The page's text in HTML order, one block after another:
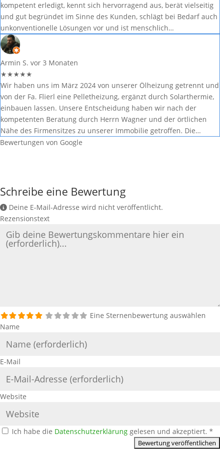
kompetent erledigt, kennt sich hervorragend aus, berät vielseitig
und gut begründet im Sinne des Kunden, schlägt bei Bedarf auch
unkonventionelle Lösungen vor und ist menschlich…
Armin S. vor 3 Monaten
★★★★★
Wir haben uns im März 2024 von unserer Ölheizung getrennt und
von der Fa. Flierl eine Pelletheizung, ergänzt durch Solarthermie,
einbauen lassen. Unsere Entscheidung haben wir nach der
kompetenten Beratung durch Herrn Wagner und der örtlichen
Nähe des Firmensitzes zu unserer Immobilie getroffen. Die…
Bewertungen von Google
Schreibe eine Bewertung
Deine E-Mail-Adresse wird nicht veröffentlicht.
Rezensionstext
Eine Sternenbewertung auswählen
Name
E-Mail
Website
Ich habe die Datenschutzerklärung gelesen und akzeptiert. *